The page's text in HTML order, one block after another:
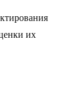
их